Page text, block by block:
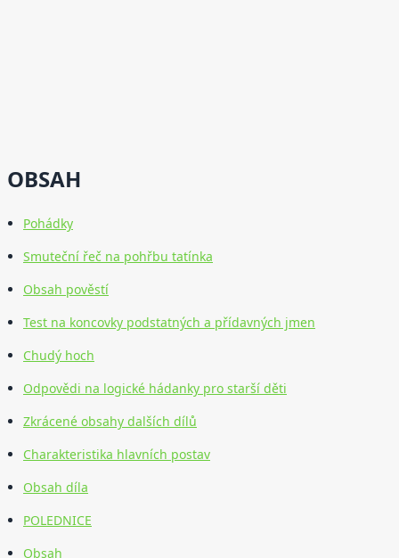
OBSAH
Pohádky
Smuteční řeč na pohřbu tatínka
Obsah pověstí
Test na koncovky podstatných a přídavných jmen
Chudý hoch
Odpovědi na logické hádanky pro starší děti
Zkrácené obsahy dalších dílů
Charakteristika hlavních postav
Obsah díla
POLEDNICE
Obsah